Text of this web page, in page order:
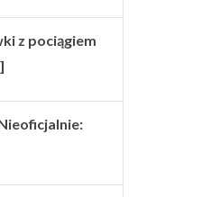
z pociągiem